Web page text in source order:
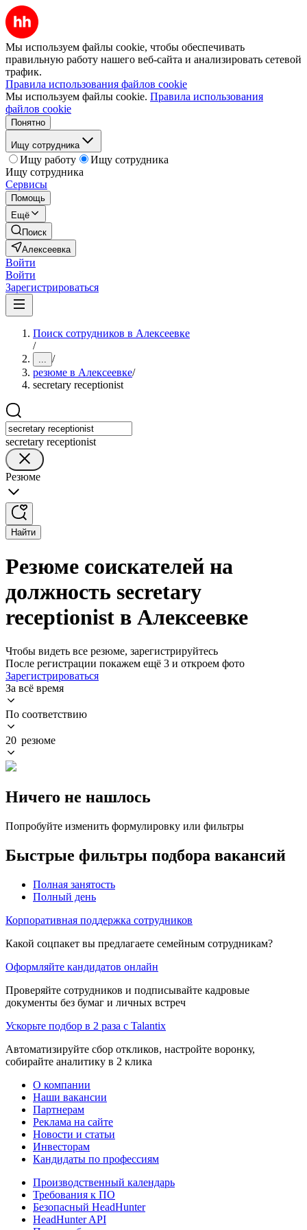
Мы используем файлы cookie, чтобы обеспечивать
правильную работу нашего веб-сайта и анализировать сетевой
трафик.
Правила использования файлов cookie
Мы используем файлы cookie. Правила использования
файлов cookie
Понятно
Ищу сотрудника
Ищу работу
Ищу сотрудника
Ищу сотрудника
Сервисы
Помощь
Ещё
Поиск
Алексеевка
Войти
Войти
Зарегистрироваться
Поиск сотрудников в Алексеевке
/
... /
резюме в Алексеевке/
secretary receptionist
secretary receptionist
Резюме
Найти
Резюме соискателей на
должность secretary
receptionist в Алексеевке
Чтобы видеть все резюме, зарегистрируйтесь
После регистрации покажем ещё 3 и откроем фото
Зарегистрироваться
За всё время
По соответствию
20 резюме
Ничего не нашлось
Попробуйте изменить формулировку или фильтры
Быстрые фильтры подбора вакансий
Полная занятость
Полный день
Корпоративная поддержка сотрудников
Какой соцпакет вы предлагаете семейным сотрудникам?
Оформляйте кандидатов онлайн
Проверяйте сотрудников и подписывайте кадровые
документы без бумаг и личных встреч
Ускорьте подбор в 2 раза с Talantix
Автоматизируйте сбор откликов, настройте воронку,
собирайте аналитику в 2 клика
О компании
Наши вакансии
Партнерам
Реклама на сайте
Новости и статьи
Инвесторам
Кандидаты по профессиям
Производственный календарь
Требования к ПО
Безопасный HeadHunter
HeadHunter API